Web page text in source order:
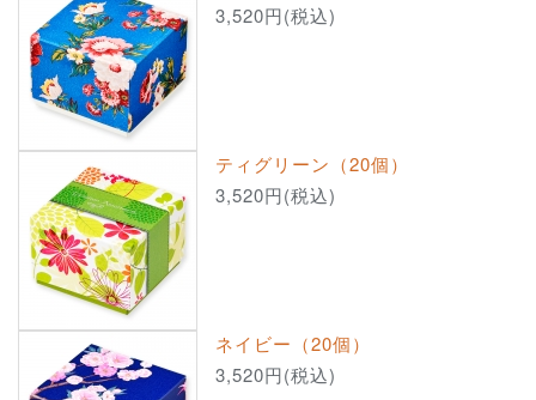
3,520円(税込)
ティグリーン（20個）
3,520円(税込)
ネイビー（20個）
3,520円(税込)